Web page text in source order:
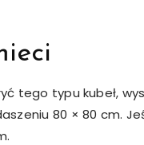
tego typu kubeł,
80 × 80 cm.